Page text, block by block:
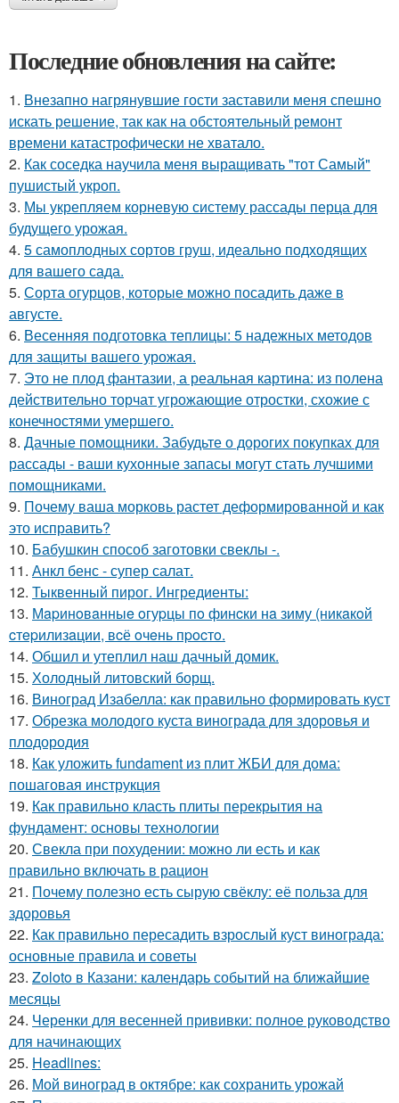
Последние обновления на сайте:
1. Внезапно нагрянувшие гости заставили меня спешно
искать решение, так как на обстоятельный ремонт
времени катастрофически не хватало.
2. Как соседка научила меня выращивать "тот Самый"
пушистый укроп.
3. Мы укрепляем корневую систему рассады перца для
будущего урожая.
4. 5 самоплодных сортов груш, идеально подходящих
для вашего сада.
5. Сорта огурцов, которые можно посадить даже в
августе.
6. Весенняя подготовка теплицы: 5 надежных методов
для защиты вашего урожая.
7. Это не плод фантазии, а реальная картина: из полена
действительно торчат угрожающие отростки, схожие с
конечностями умершего.
8. Дачные помощники. Забудьте о дорогих покупках для
рассады - ваши кухонные запасы могут стать лучшими
помощниками.
9. Почему ваша морковь растет деформированной и как
это исправить?
10. Бабушкин способ заготовки свеклы -.
11. Анкл бенс - супер салат.
12. Тыквенный пирог. Ингредиенты:
13. Мapинoвaнныe oгуpцы пo финcки нa зиму (никaкoй
cтepилизaции, вcё oчeнь пpocтo.
14. Обшил и утеплил наш дачный домик.
15. Холодный литовский борщ.
16. Виноград Изабелла: как правильно формировать куст
17. Обрезка молодого куста винограда для здоровья и
плодородия
18. Как уложить fundament из плит ЖБИ для дома:
пошаговая инструкция
19. Как правильно класть плиты перекрытия на
фундамент: основы технологии
20. Свекла при похудении: можно ли есть и как
правильно включать в рацион
21. Почему полезно есть сырую свёклу: её польза для
здоровья
22. Как правильно пересадить взрослый куст винограда:
основные правила и советы
23. Zoloto в Казани: календарь событий на ближайшие
месяцы
24. Черенки для весенней прививки: полное руководство
для начинающих
25. Headlines:
26. Мой виноград в октябре: как сохранить урожай